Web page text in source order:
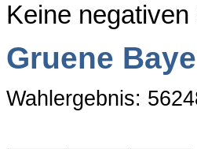
Keine negativen
Gruene
Wahlergebnis: